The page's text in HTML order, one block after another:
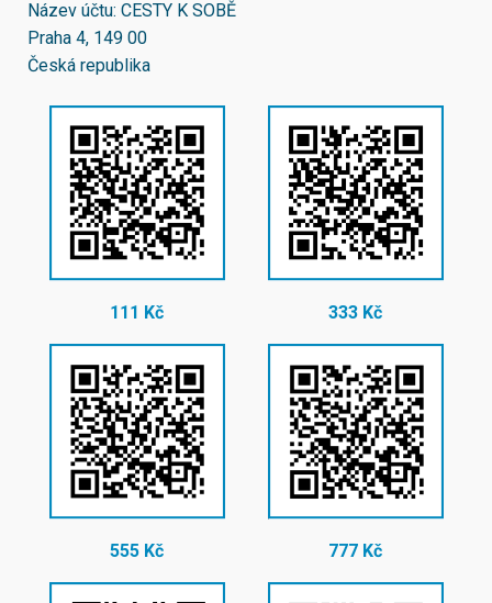
Název účtu: CESTY K SOBĚ
Praha 4, 149 00
Česká republika
111 Kč 333 Kč
555 Kč 777 Kč